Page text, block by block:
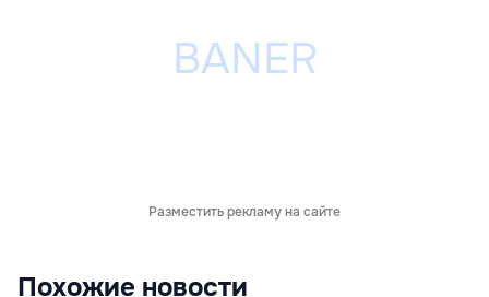
Разместить рекламу на сайте
Похожие новости